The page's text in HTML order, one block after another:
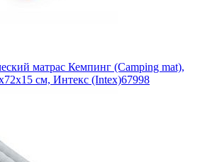
матрас Кемпинг (Camping mat),
см, Интекс (Intex)67998